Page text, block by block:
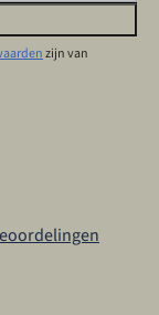
zijn van